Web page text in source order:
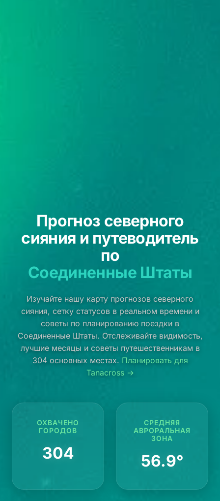
Прогноз северного
сияния и путеводитель
по
Соединенные Штаты
Изучайте нашу карту прогнозов северного
сияния, сетку статусов в реальном времени и
советы по планированию поездки в
Соединенные Штаты. Отслеживайте видимость,
лучшие месяцы и советы путешественникам в
304 основных местах. Планировать для
Tanacross →
ОХВАЧЕНО
ГОРОДОВ
304
СРЕДНЯЯ
АВРОРАЛЬНАЯ
ЗОНА
56.9°